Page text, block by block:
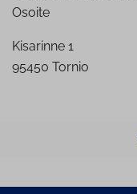
Osoite
Kisarinne 1
95450 Tornio